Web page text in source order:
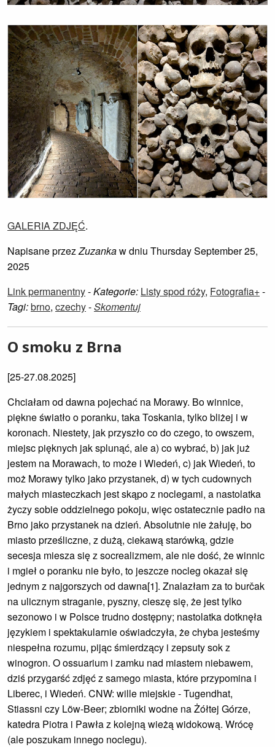
GALERIA ZDJĘĆ.
Napisane przezZuzankaw dniu Thursday September 25,
2025
Link permanentny-Kategorie: Listy spod róży, Fotografia+-
Tagi:brno, czechy-Skomentuj
O smoku z Brna
[25-27.08.2025]
Chciałam od dawna pojechać na Morawy. Bo winnice,
piękne światło o poranku, taka Toskania, tylko bliżej i w
koronach. Niestety, jak przyszło co do czego, to owszem,
miejsc pięknych jak splunąć, ale a) co wybrać, b) jak już
jestem na Morawach, to może i Wiedeń, c) jak Wiedeń, to
moż Morawy tylko jako przystanek, d) w tych cudownych
małych miasteczkach jest skąpo z noclegami, a nastolatka
życzy sobie oddzielnego pokoju, więc ostatecznie padło na
Brno jako przystanek na dzień. Absolutnie nie żałuję, bo
miasto prześliczne, z dużą, ciekawą starówką, gdzie
secesja miesza się z socrealizmem, ale nie dość, że winnic
i mgieł o poranku nie było, to jeszcze nocleg okazał się
jednym z najgorszych od dawna[1]. Znalazłam za to burčak
na ulicznym straganie, pyszny, cieszę się, że jest tylko
sezonowo i w Polsce trudno dostępny; nastolatka dotknęła
językiem i spektakularnie oświadczyła, że chyba jesteśmy
niespełna rozumu, pijąc śmierdzący i zepsuty sok z
winogron. O ossuarium i zamku nad miastem niebawem,
dziś przygarść zdjęć z samego miasta, które przypomina i
Liberec, i Wiedeń. CNW: wille miejskie - Tugendhat,
Stiassni czy Löw-Beer; zbiorniki wodne na Żółtej Górze,
katedra Piotra i Pawła z kolejną wieżą widokową. Wrócę
(ale poszukam innego noclegu).